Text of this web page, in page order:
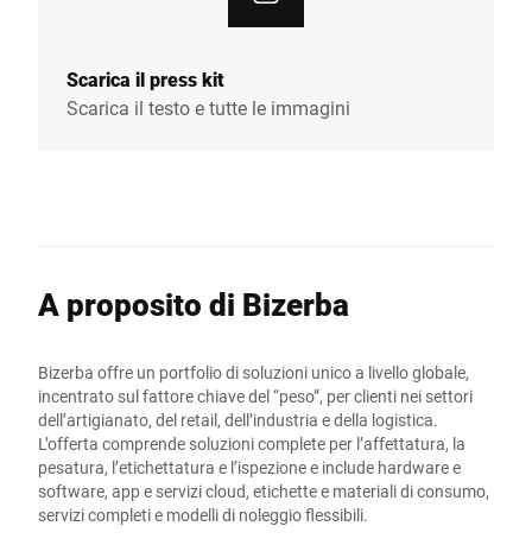
Scarica il press kit
Scarica il testo e tutte le immagini
A proposito di Bizerba
Bizerba offre un portfolio di soluzioni unico a livello globale,
incentrato sul fattore chiave del “peso”, per clienti nei settori
dell’artigianato, del retail, dell’industria e della logistica.
L’offerta comprende soluzioni complete per l’affettatura, la
pesatura, l’etichettatura e l’ispezione e include hardware e
software, app e servizi cloud, etichette e materiali di consumo,
servizi completi e modelli di noleggio flessibili.